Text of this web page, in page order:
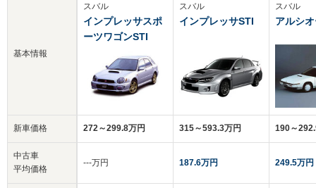
基本情報
新車価格
中古車
平均価格
スバル
インプレッサスポ
ーツワゴンSTI
272～299.8万円
‐‐‐万円
スバル
インプレッサSTI
315～593.3万円
187.6万円
スバル
アルシ
190～
249.5万円